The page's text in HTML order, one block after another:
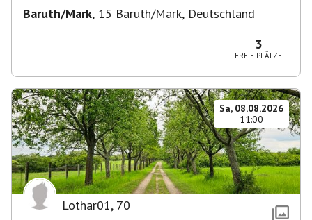
Baruth/Mark, 15 Baruth/Mark, Deutschland
3
FREIE PLÄTZE
Sa, 08.08.2026
11:00
Lothar01, 70